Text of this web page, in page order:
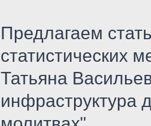
Предлагаем
статистических
Татьяна
инфраструктура